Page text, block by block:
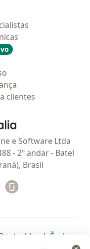
clientes
- Homepage
e Software Ltda
- 2º andar - Batel
Brasil
separador
novo separador
Linkedin
abre num novo
novo separador
num novoabre num
Česko